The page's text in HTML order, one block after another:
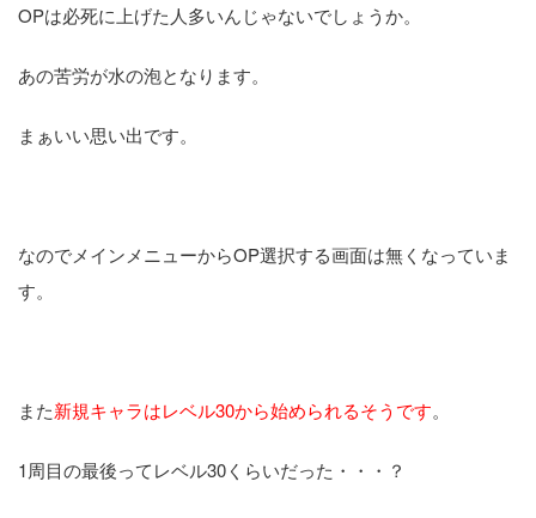
OPは必死に上げた人多いんじゃないでしょうか。
あの苦労が水の泡となります。
まぁいい思い出です。
なのでメインメニューからOP選択する画面は無くなっていま
す。
また新規キャラはレベル30から始められるそうです。
1周目の最後ってレベル30くらいだった・・・？